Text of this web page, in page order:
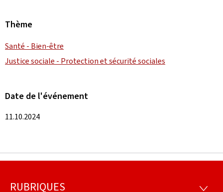
Thème
Santé - Bien-être
Justice sociale - Protection et sécurité sociales
Date de l'événement
11.10.2024
RUBRIQUES